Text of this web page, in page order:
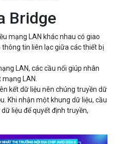
Bridge
mạng LAN khác nhau có giao
tin liên lạc giữa các thiết bị
LAN, các cầu nối giúp nhân
LAN.
kết dữ liệu nên chúng truyền dữ
Khi nhận một khung dữ liệu, cầu
liệu để quyết định truyền,